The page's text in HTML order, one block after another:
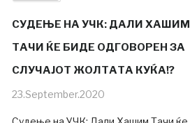
СУДЕЊЕ НА УЧК: ДАЛИ ХАШИМ
ТАЧИ ЌЕ БИДЕ ОДГОВОРЕН ЗА
СЛУЧАЈОТ ЖОЛТАТА КУЌА!?
23.September.2020